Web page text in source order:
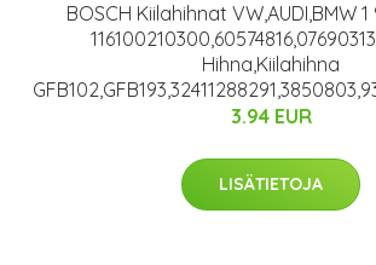
BOSCH Kiilahihnat VW,AUDI,BMW 1
Hihna,Kiilahihna
3.94 EUR
LISÄTIETOJA